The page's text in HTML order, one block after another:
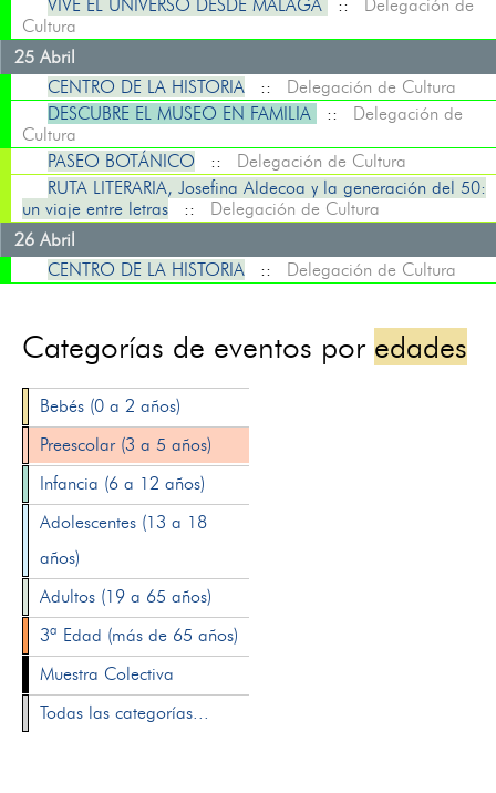
VIVE EL UNIVERSO DESDE MÁLAGA ::
Delegación de
Cultura
25 Abril
CENTRO DE LA HISTORIA :: Delegación de Cultura
DESCUBRE EL MUSEO EN FAMILIA
:: Delegación de
Cultura
PASEO BOTÁNICO :: Delegación de Cultura
RUTA LITERARIA, Josefina Aldecoa y la generación del 50:
un viaje entre letras :: Delegación de Cultura
26 Abril
CENTRO DE LA HISTORIA :: Delegación de Cultura
Categorías de eventos por edades
Bebés (0 a 2 años)
Preescolar (3 a 5 años)
Infancia (6 a 12 años)
Adolescentes (13 a 18
años)
Adultos (19 a 65 años)
3ª Edad (más de 65 años)
Muestra Colectiva
Todas las categorías...